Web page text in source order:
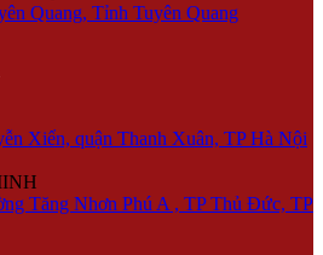
Quang, Tỉnh Tuyên Quang
Xiển, quận Thanh Xuân, TP Hà Nội
Tăng Nhơn Phú A , TP Thủ Đức, TP